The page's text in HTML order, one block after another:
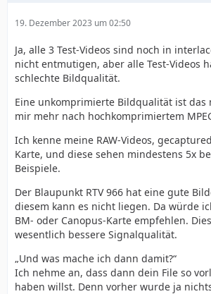
19. Dezember 2023 um 02:50
Ja, alle 3 Test-Videos sind noch in
nicht entmutigen, aber alle Test-Videos
schlechte Bildqualität.
Eine unkomprimierte Bildqualität ist das
mir mehr nach hochkomprimiertem
Ich kenne meine RAW-Videos,
Karte, und diese sehen mindestens 5x
Beispiele.
Der Blaupunkt RTV 966 hat eine gute
diesem kann es nicht liegen. Da würde
BM- oder Canopus-Karte empfehlen.
wesentlich bessere Signalqualität.
„Und was mache ich dann damit?“
Ich nehme an, dass dann dein File so
haben willst. Denn vorher wurde ja